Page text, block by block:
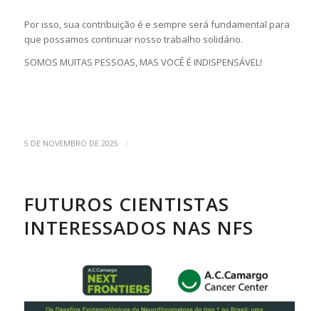
Por isso, sua contribuição é e sempre será fundamental para
que possamos continuar nosso trabalho solidário.
SOMOS MUITAS PESSOAS, MAS VOCÊ É INDISPENSÁVEL!
5 DE NOVEMBRO DE 2025 /
FUTUROS CIENTISTAS
INTERESSADOS NAS NFS